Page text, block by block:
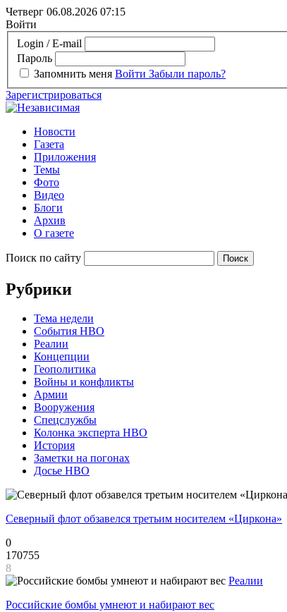
Четверг 06.08.2026 07:15
Войти
Login / E-mail
Пароль
Запомнить меня Войти Забыли пароль?
Зарегистрироваться
Новости
Газета
Приложения
Темы
Фото
Видео
Блоги
Архив
О газете
Поиск по сайту
Рубрики
Тема недели
События НВО
Реалии
Концепции
Геополитика
Войны и конфликты
Армии
Вооружения
Спецслужбы
Колонка эксперта НВО
История
Заметки на погонах
Досье НВО
Северный флот обзавелся третьим носителем «Циркона»
0
170755
8
Реалии
Российские бомбы умнеют и набирают вес